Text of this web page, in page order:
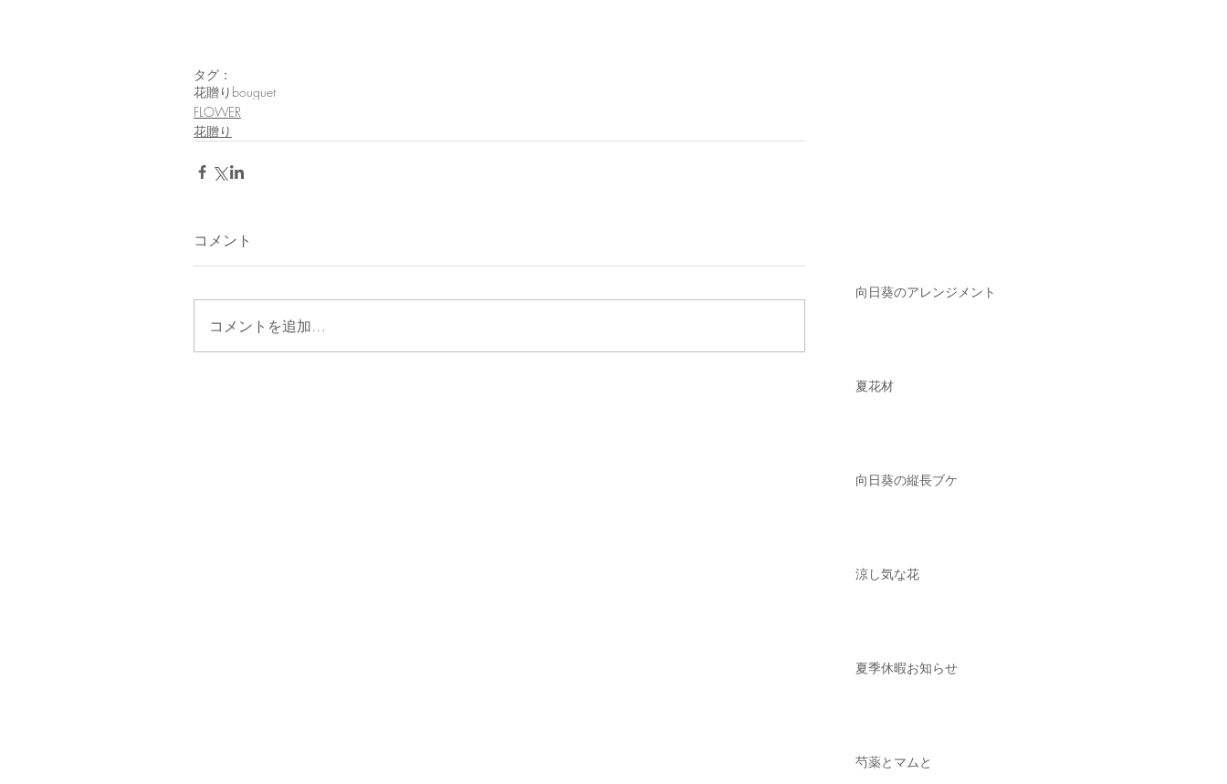
タグ：
花贈り bouguet
FLOWER
花贈り
コメント
コメントを追加…
向日葵のアレンジメント
夏花材
向日葵の縦長ブケ
涼し気な花
夏季休暇お知らせ
芍薬とマムと